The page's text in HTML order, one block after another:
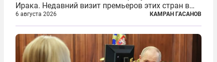
Ирака. Недавний визит премьеров этих стран в
Анкару, договоры об участии турецкой компании
TPAO в разработке нефти иракского Киркука и
«Дороги развития» подтверждают...
6 августа 2026 КАМРАН ГАСАНОВ